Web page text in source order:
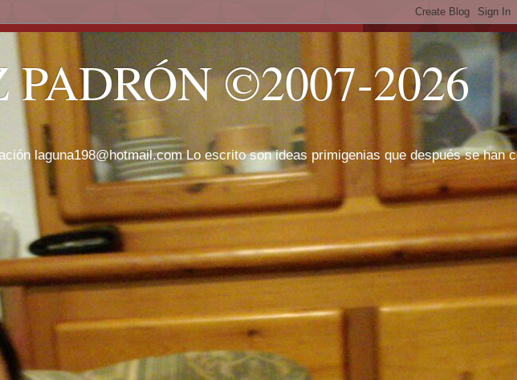
©2007-2026
laguna198@hotmail.com Lo escrito son ideas primigenias que después se han